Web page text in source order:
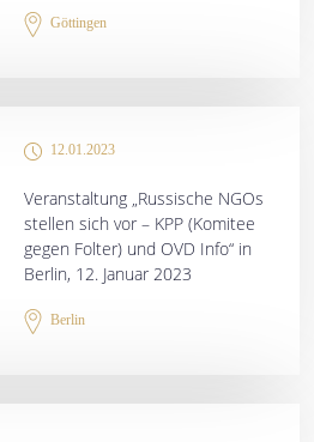
Göttingen
12.01.2023
Veranstaltung „Russische NGOs
stellen sich vor – KPP (Komitee
gegen Folter) und OVD Info“ in
Berlin, 12. Januar 2023
Berlin